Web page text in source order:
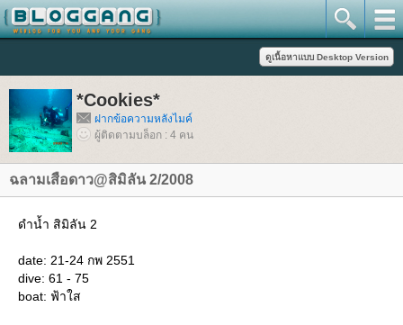
*Cookies*
ฝากข้อความหลังไมค์
ผู้ติดตามบล็อก : 4 คน
ฉลามเสือดาว@สิมิลัน 2/2008
ดำน้ำ สิมิลัน 2
date: 21-24 กพ 2551
dive: 61 - 75
boat: ฟ้าใส